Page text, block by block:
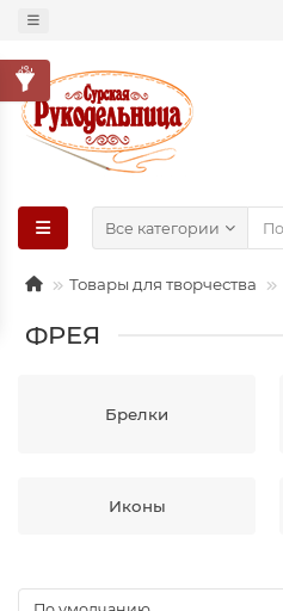
Все категории
Товары для творчества
ФРЕЯ
Брелки
Иконы